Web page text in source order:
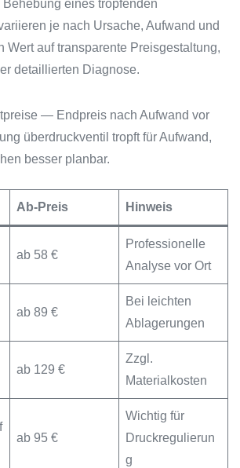
eines tropfenden
je nach Ursache, Aufwand und
Wert auf transparente Preisgestaltung,
detaillierten Diagnose.
— Endpreis nach Aufwand vor
überdruckventil tropft für Aufwand,
besser planbar.
Ab-Preis Hinweis
ab 58 €
Professionelle
Analyse vor Ort
ab 89 €
Bei leichten
Ablagerungen
ab 129 €
Zzgl.
Materialkosten
ab 95 €
Wichtig für
Druckregulierun
g